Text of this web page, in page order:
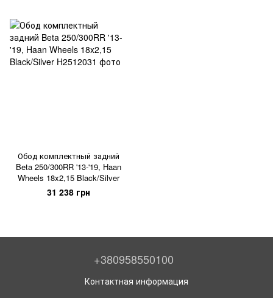
Обод комплектный задний
Beta 250/300RR '13-'19, Haan
Wheels 18x2,15 Black/Silver
31 238 грн
+380958550100
Контактная информация